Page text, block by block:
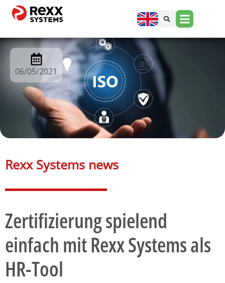
06/05/2021
Rexx Systems news​
Zertifizierung spielend
einfach mit Rexx Systems als
HR-Tool